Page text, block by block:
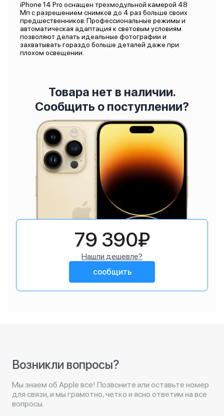
iPhone 14 Pro оснащен трехмодульной камерой 48
Мп с разрешением снимков до 4 раз больше своих
предшественников. Профессиональные режимы и
автоматическая адаптация к световым условиям
позволяют делать идеальные фотографии и
захватывать гораздо больше деталей даже при
плохом освещении.
Товара нет в наличии.
Сообщить о поступлении?
79 390₽
Нашли дешевле?
сообщить
Возникли вопросы?
Мы знаем об Apple все! Позвоните или оставьте номер
для связи, и мы грамотно, четко и ясно ответим на все
вопросы.